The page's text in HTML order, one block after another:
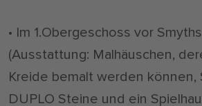
• Im 1.Obergeschoss vor
(Ausstattung: Malhäuschen,
Kreide bemalt werden können,
DUPLO Steine und ein